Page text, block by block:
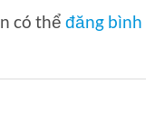
có thể đăng bình